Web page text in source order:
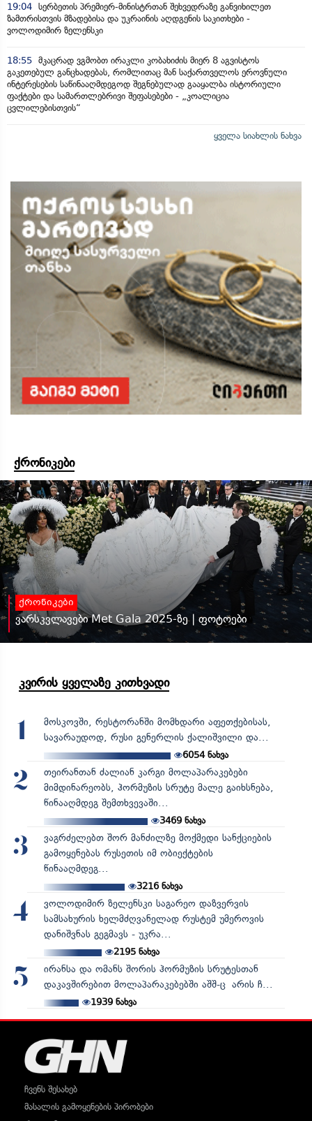
19:04 სერბეთის პრემიერ-მინისტრთან შეხვედრაზე განვიხილეთ
ზამთრისთვის მზადებისა და უკრაინის აღდგენის საკითხები -
ვოლოდიმირ ზელენსკი
18:55 მკაცრად ვგმობთ ირაკლი კობახიძის მიერ 8 აგვისტოს
გაკეთებულ განცხადებას, რომლითაც მან საქართველოს ეროვნული
ინტერესების საწინააღმდეგოდ შეგნებულად გააყალბა ისტორიული
ფაქტები და სამართლებრივი შეფასებები - „კოალიცია
ცვლილებისთვის“
ყველა სიახლის ნახვა
ქრონიკები
ქრონიკები
ვარსკვლავები Met Gala 2025-ზე | ფოტოები
კვირის ყველაზე კითხვადი
1
მოსკოვში, რესტორანში მომხდარი აფეთქებისას,
სავარაუდოდ, რუსი გენერლის ქალიშვილი და...
6054ნახვა
2
თეირანთან ძალიან კარგი მოლაპარაკებები
მიმდინარეობს, ჰორმუზის სრუტე მალე გაიხსნება,
წინააღმდეგ შემთხვევაში...
3469ნახვა
3
ვაგრძელებთ შორ მანძილზე მოქმედი სანქციების
გამოყენებას რუსეთის იმ ობიექტების
წინააღმდეგ...
3216ნახვა
4
ვოლოდიმირ ზელენსკი საგარეო დაზვერვის
სამსახურის ხელმძღვანელად რუსტემ უმეროვის
დანიშვნას გეგმავს - უკრა...
2195ნახვა
5
ირანსა და ომანს შორის ჰორმუზის სრუტესთან
დაკავშირებით მოლაპარაკებებში აშშ-ც არის ჩ...
1939ნახვა
ჩვენს შესახებ
მასალის გამოყენების პირობები